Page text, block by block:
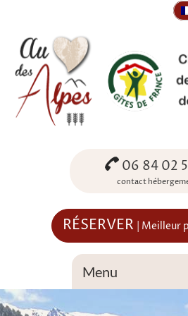
06 84 02
contact
RÉSERVER | Meilleur
Menu